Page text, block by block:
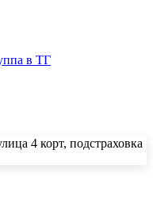
в ТГ
4 корт, подстраховка